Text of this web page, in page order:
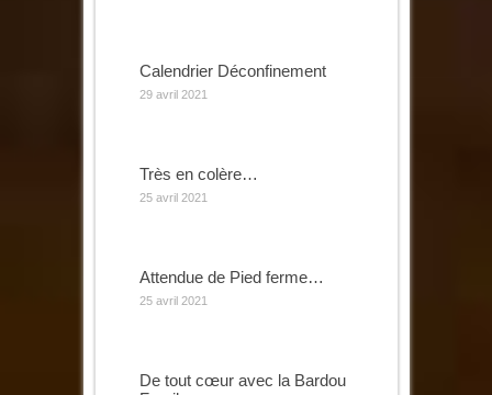
Calendrier Déconfinement
29 avril 2021
Très en colère…
25 avril 2021
Attendue de Pied ferme…
25 avril 2021
De tout cœur avec la Bardou